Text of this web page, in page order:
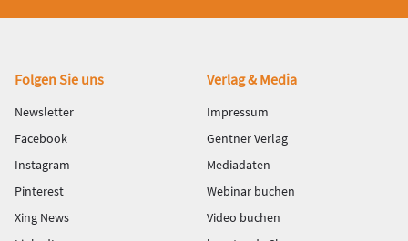
Fußbereich
Folgen Sie uns
Newsletter
Facebook
Instagram
Pinterest
Xing News
Verlag & Media
Impressum
Gentner Verlag
Mediadaten
Webinar buchen
Video buchen